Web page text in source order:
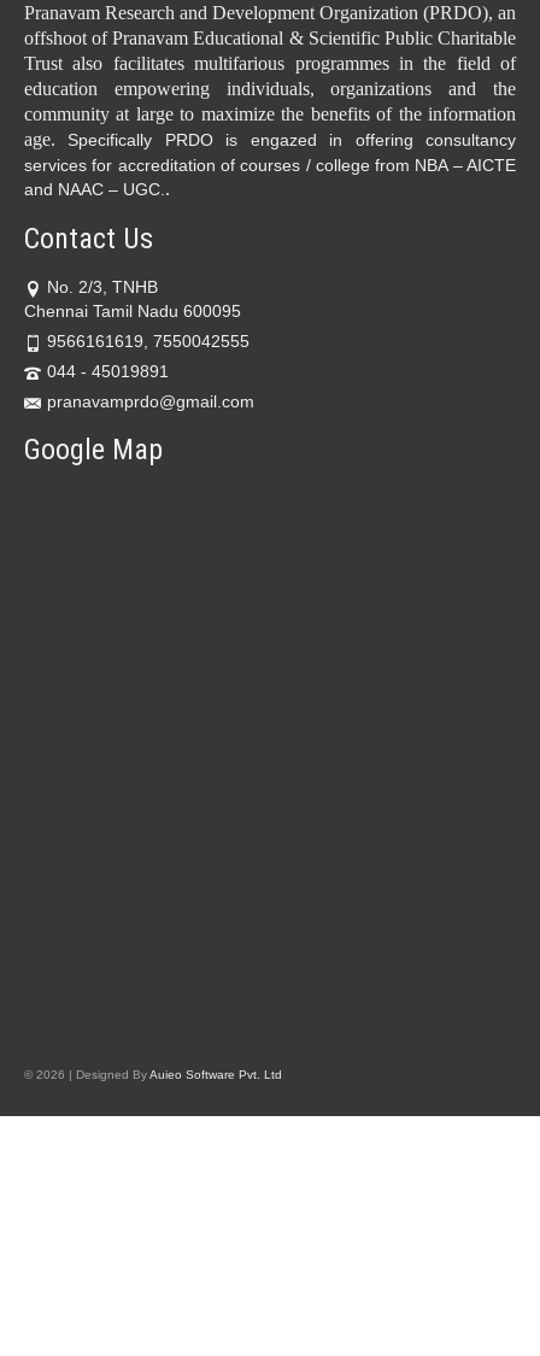
Pranavam Research and Development Organization (PRDO), an
offshoot of Pranavam Educational & Scientific Public Charitable
Trust also facilitates multifarious programmes in the field of
education empowering individuals, organizations and the
community at large to maximize the benefits of the information
age. Specifically PRDO is engazed in offering consultancy
services for accreditation of courses / college from NBA – AICTE
and NAAC – UGC..
Contact Us
No. 2/3, TNHB
Chennai Tamil Nadu 600095
9566161619, 7550042555
044 - 45019891
pranavamprdo@gmail.com
Google Map
© 2026 | Designed ByAuieo Software Pvt. Ltd